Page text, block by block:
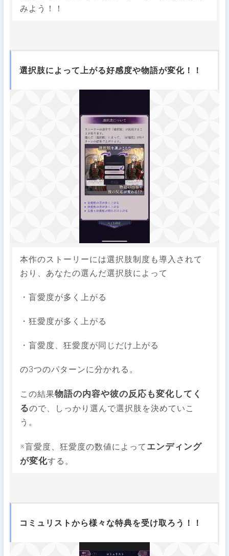
みよう！！
選択肢によって上がる好感度や物語が変化！！
本作のストーリーには選択肢制度も導入されて
おり、あなたの選んだ選択肢によって
・盲愛度が多く上がる
・狂愛度が多く上がる
・盲愛度、狂愛度が同じだけ上がる
の3つのパターンに分かれる。
この結果物語の内容や彼の反応も変化してく
るので、しっかり選んで選択肢を決めていこ
う。
※盲愛度、狂愛度の数値によって エンディング
が変化する。
コミュリストから様々な特典を受け取ろう！！